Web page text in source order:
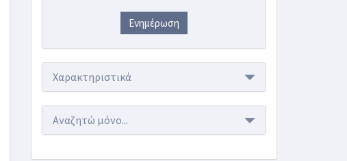
Ενημέρωση
Χαρακτηριστικά
Αναζητώ μόνο...